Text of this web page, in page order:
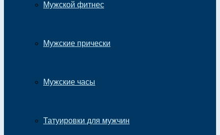
Мужской фитнес
Мужские прически
Мужские часы
Татуировки для мужчин